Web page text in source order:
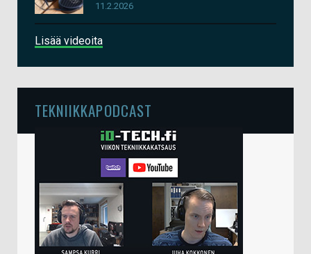
11.2.2026
Lisää videoita
TEKNIIKKAPODCAST